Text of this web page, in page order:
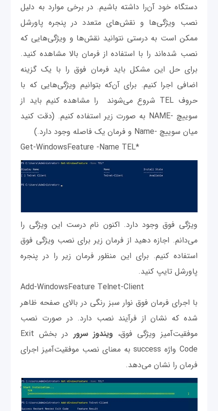
دستگاه خود آن‌را داشته باشیم. در برخی موارد به دلیل
نصب ویژگی‌ها و نقش‌های متعدد در پنجره پاورشل
ممکن است به درستی نتوانید نقش‌ها و ویژگی‌هایی که
نصب شده‌اند را با استفاده از فرمان بالا مشاهده کنید.
برای حل این مشکل باید فرمان فوق را با یک گزینه
اضافی اجرا کنیم. برای آن‌که بتوانیم ویژگی‌هایی که با
حروف TEL شروع می‌شوند را مشاهده کنیم باید از
سوییچ -NAME به صورت زیر استفاده کنیم. (دقت کنید
میان سوییچ -Name و فرمان یک فاصله وجود دارد.)
Get-WindowsFeature -Name TEL*
ویژگی فوق وجود دارد. اکنون نام درست این ویژگی را
می‌دانم. اجازه دهید از فرمان زیر برای نصب ویژگی فوق
استفاده کنیم. برای این منظور فرمان زیر را در پنجره
پاورشل تایپ کنید.
Add-WindowsFeature Telnet-Client
با اجرای فرمان فوق نوار سبز رنگی در بالای صفحه ظاهر
شده که نشان از فرآیند نصب دارد. در صورت نصب
موفقیت‌آمیز ویژگی فوق،ویندوز سرور
در بخش Exit
Code واژه success به معنای نصب موفقیت‌آمیز اجرای
فرمان را نشان می‌دهد.